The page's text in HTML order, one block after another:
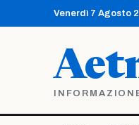
contenuto
Venerdì 7 Agosto